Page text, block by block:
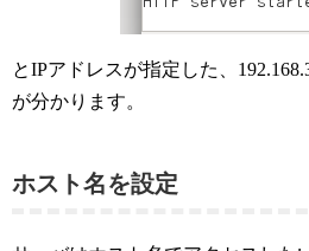
とIPアドレスが指定した、
が分かります。
ホスト名を設定